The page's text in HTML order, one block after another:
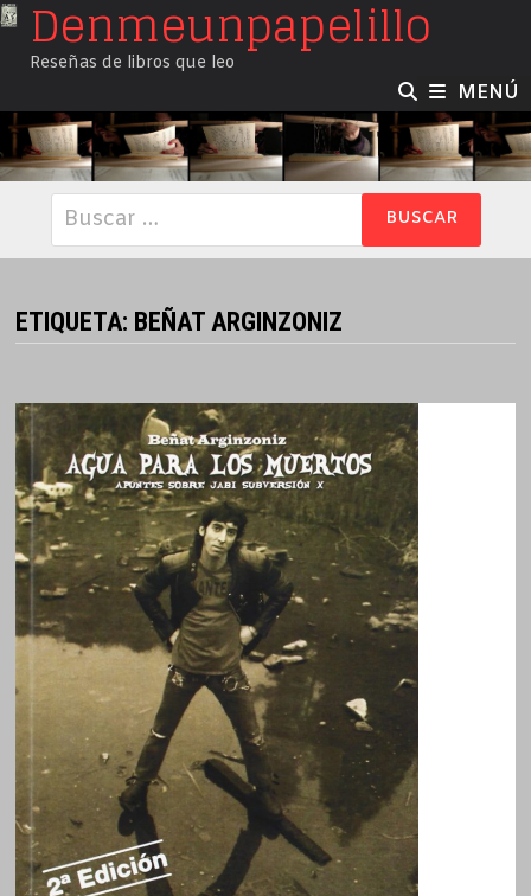
SaltarDenmeunpapelillo
Reseñas de libros que leo
MENÚ
Buscar:
ETIQUETA: BEÑAT ARGINZONIZ